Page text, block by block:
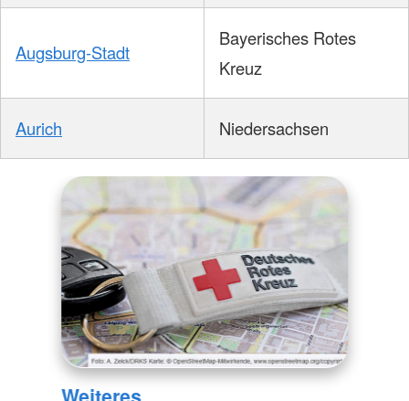
Augsburg-Stadt
Bayerisches Rotes
Kreuz
Aurich Niedersachsen
Weiteres